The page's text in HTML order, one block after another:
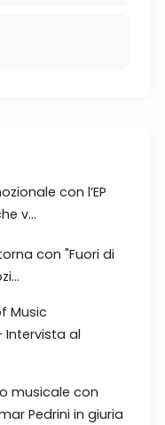
con l’EP
v...
con "Fuori di
Music
Intervista al
musicale con
Pedrini in giuria